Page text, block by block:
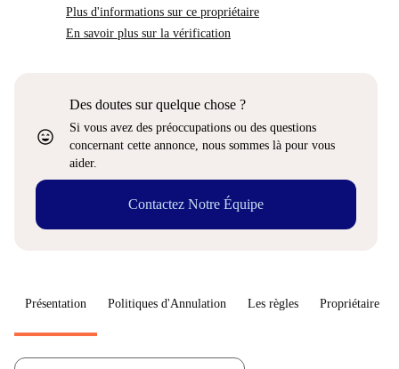
Plus d'informations sur ce propriétaire
En savoir plus sur la vérification
sentiment_very_satisfied
Des doutes sur quelque chose ?
Si vous avez des préoccupations ou des questions
concernant cette annonce, nous sommes là pour vous
aider.
Contactez Notre Équipe
Présentation Politiques d'Annulation Les règles Propriétaire